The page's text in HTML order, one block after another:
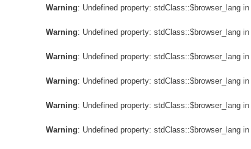
Warning: Undefined property: stdClass::$browser_lang in
Warning: Undefined property: stdClass::$browser_lang in
Warning: Undefined property: stdClass::$browser_lang in
Warning: Undefined property: stdClass::$browser_lang in
Warning: Undefined property: stdClass::$browser_lang in
Warning: Undefined property: stdClass::$browser_lang in